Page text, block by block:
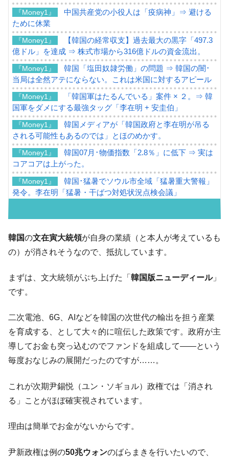
『Money1』
中国共産党の小役人は「疫病神」⇒ 避ける
ために休業
『Money1』
【韓国の経常収支】過去最大の黒字「497.3
億ドル」を達成 ⇒ 株式市場から316億ドルの資金流出。
『Money1』
韓国「塩田奴隷労働」の問題 ⇒ 韓国の闇･
当局は全然アテにならない。これは米国に対するアピール
『Money1』
「韓国軍はたるんでいる」案件 × ２。⇒ 韓
国軍をダメにする最強タッグ「李在明 + 安圭伯」
『Money1』
韓国メディアが「韓国政府と李在明が吊る
される可能性もあるのでは」とほのめかす。
『Money1』
韓国07月･物価指数「2.8％」に低下 ⇒ 実は
コアコアは上がった。
『Money1』
韓国･猛暑でソウル市全域「猛暑重大警報」
発令。李在明「猛暑・干ばつ対処状況点検会議」
07月販売台数は去年のほぼ半分「71台」しか売れなかっ
た。『起亜』は9台だけ
『Money1』
韓国「信用赦免を何回やっても、何回やっ
『Money1』
兵器「K10」が改良に乗り出す。
『Money1』
韓国「2026年07月の輸出入」絶好調。半導
体だけで410億ドル、輸出全体の41％もある
『Money1』
韓国･李在明「青年層の雇用状況が悪い。せ
や、若者に起業させよう」⇒ どんな雇用対策だソレ。
ル。外平債の発行「19.4億ドル」
『Money1』
韓国「ここは北朝鮮なのか。選管がサーバ
『Money1』
韓国･李在明さっそく不動産対策で浅薄な発
韓国の文在寅大統領が自身の業績（と本人が考えているも
の）が消されそうなので、抵抗しています。
まずは、文大統領がぶち上げた「 韓国版ニューディール」
です。
二次電池、6G、AIなどを韓国の次世代の輸出を担う産業
を育成する、として大々的に喧伝した政策です。政府が主
導してお金も突っ込むのでファンドを組成して――という
毎度おなじみの展開だったのですが……。
これが次期尹錫悦（ユン・ソギョル）政権では「消され
る」ことがほぼ確実視されています。
理由は簡単でお金がないからです。
尹新政権は例の50兆ウォンのばらまきを行いたいので、